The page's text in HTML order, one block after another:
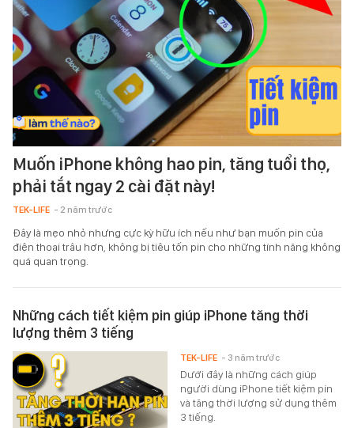
Muốn iPhone không hao pin, tăng tuổi thọ,
phải tắt ngay 2 cài đặt này!
TEK-LIFE - 2 năm trước
Đây là mẹo nhỏ nhưng cực kỳ hữu ích nếu như bạn muốn pin của
điện thoại trâu hơn, không bị tiêu tốn pin cho những tính năng không
quá quan trọng.
Những cách tiết kiệm pin giúp iPhone tăng thời
lượng thêm 3 tiếng
Dưới đây là những cách giúp
người dùng iPhone tiết kiệm pin
và tăng thời lượng sử dụng thêm
3 tiếng.
TEK-LIFE - 3 năm trước